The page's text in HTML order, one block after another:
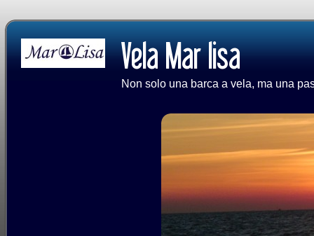
Non solo una barca a vela, ma una